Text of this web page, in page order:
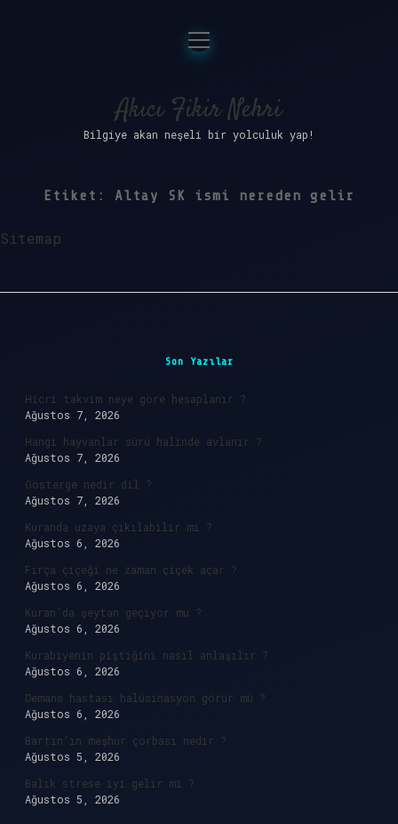
Anasayfa
Gizlilik Politikası
Yasal Uyarı
menüyü
aç
Akıcı Fikir Nehri
Bilgiye akan neşeli bir yolculuk yap!
Etiket: Altay SK ismi nereden gelir
Sitemap
Son Yazılar
Hicri takvim neye göre hesaplanır ?
Ağustos 7, 2026
Hangi hayvanlar sürü halinde avlanır ?
Ağustos 7, 2026
Gösterge nedir dil ?
Ağustos 7, 2026
Kuranda uzaya çıkılabilir mi ?
Ağustos 6, 2026
Fırça çiçeği ne zaman çiçek açar ?
Ağustos 6, 2026
Kuran’da şeytan geçiyor mu ?
Ağustos 6, 2026
Kurabiyenin piştiğini nasıl anlaşılır ?
Ağustos 6, 2026
Demans hastası halüsinasyon görür mü ?
Ağustos 6, 2026
Bartın’ın meşhur çorbası nedir ?
Ağustos 5, 2026
Balık strese iyi gelir mi ?
Ağustos 5, 2026